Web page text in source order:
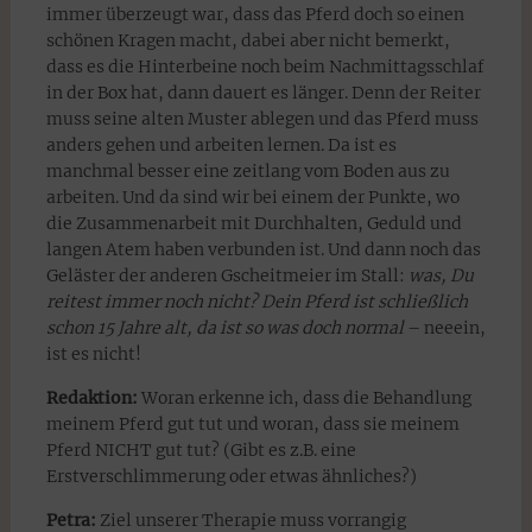
immer überzeugt war, dass das Pferd doch so einen
schönen Kragen macht, dabei aber nicht bemerkt,
dass es die Hinterbeine noch beim Nachmittagsschlaf
in der Box hat, dann dauert es länger. Denn der Reiter
muss seine alten Muster ablegen und das Pferd muss
anders gehen und arbeiten lernen. Da ist es
manchmal besser eine zeitlang vom Boden aus zu
arbeiten. Und da sind wir bei einem der Punkte, wo
die Zusammenarbeit mit Durchhalten, Geduld und
langen Atem haben verbunden ist. Und dann noch das
Geläster der anderen Gscheitmeier im Stall: was, Du
reitest immer noch nicht? Dein Pferd ist schließlich
schon 15 Jahre alt, da ist so was doch normal– neeein,
ist es nicht!
Redaktion: Woran erkenne ich, dass die Behandlung
meinem Pferd gut tut und woran, dass sie meinem
Pferd NICHT gut tut? (Gibt es z.B. eine
Erstverschlimmerung oder etwas ähnliches?)
Petra: Ziel unserer Therapie muss vorrangig